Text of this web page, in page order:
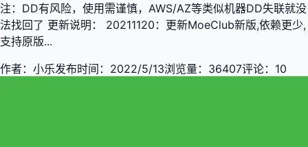
注：DD有风险，使用需谨慎，AWS/AZ等类似机器DD失联就没
法找回了 更新说明： 20211120：更新MoeClub新版,依赖更少,
支持原版...
作者： 小乐发布时间： 2022/5/13浏览量： 36407评论： 10